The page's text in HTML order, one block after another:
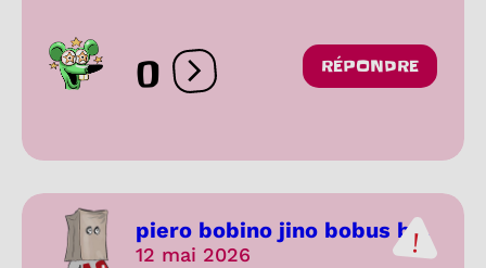
0 Ouvrir les réactions
RÉPONDRE
piero bobino jino bobus b...
12 mai 2026